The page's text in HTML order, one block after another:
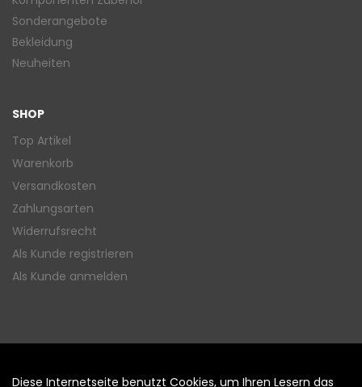
Sonderangebote
Bekleidung
Neuheiten
SHOP
Top Artikel
Warenkorb
Versandkosten
Zahlungsarten
Widerrufsrecht
Als Kunde registrieren
Als Kunde anmelden
Diese Internetseite benutzt Cookies, um Ihren Lesern das